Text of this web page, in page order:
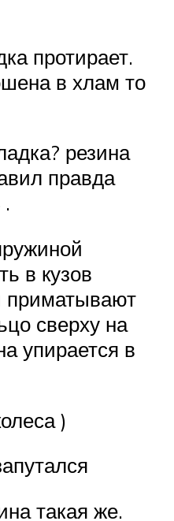
протирает.
в хлам то
резина
правда
в кузов
приматывают
сверху на
упирается в
)
такая же.